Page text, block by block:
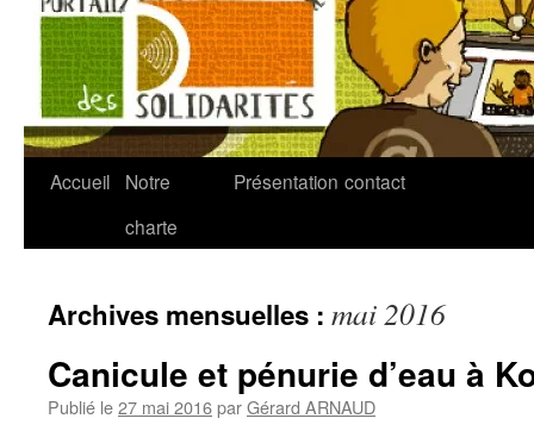
Accueil
Notre
charte
Présentation contact
Archives mensuelles : mai 2016
Canicule et pénurie d’eau à
Publié le27 mai 2016parGérard ARNAUD